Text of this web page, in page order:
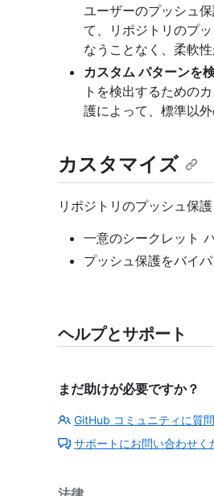
ユーザーのプッシュ
て、リポジトリのプ
なうことなく、柔軟性
カスタム パターンを
トを検出するための
護によって、標準以
カスタマイズ
リポジトリのプッシュ保
一意のシークレット
プッシュ保護をバイ
ヘルプとサポート
まだ助けが必要ですか？
GitHub コミュニティに質
サポートにお問い合わせく